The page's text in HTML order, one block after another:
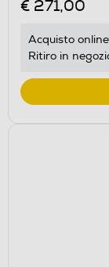
€ 271,00
Acquisto
Ritiro in